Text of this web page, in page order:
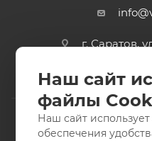
г. Саратов,
Наш сайт
файлы
Наш сайт
обеспечения